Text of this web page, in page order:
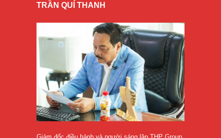
TRẦN QUÍ THANH